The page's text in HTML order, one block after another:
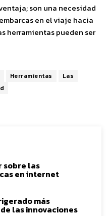
son una necesidad
en el viaje hacia
herramientas pueden ser
Herramientas
Las
sobre las
en internet
más
las innovaciones